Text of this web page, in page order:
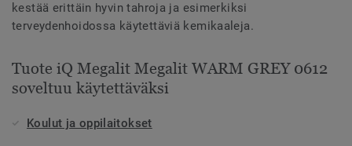
kestää erittäin hyvin tahroja ja esimerkiksi
terveydenhoidossa käytettäviä kemikaaleja.
Tuote iQ Megalit Megalit WARM GREY 0612
soveltuu käytettäväksi
Koulut ja oppilaitokset